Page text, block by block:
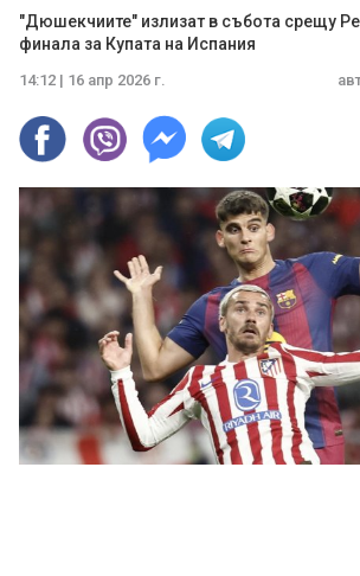
"Дюшекчиите" излизат в събота срещу
финала за Купата на Испания
14:12 | 16 апр 2026 г.